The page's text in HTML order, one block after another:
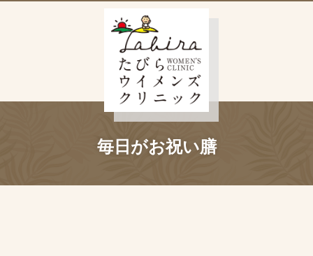
毎日がお祝い膳